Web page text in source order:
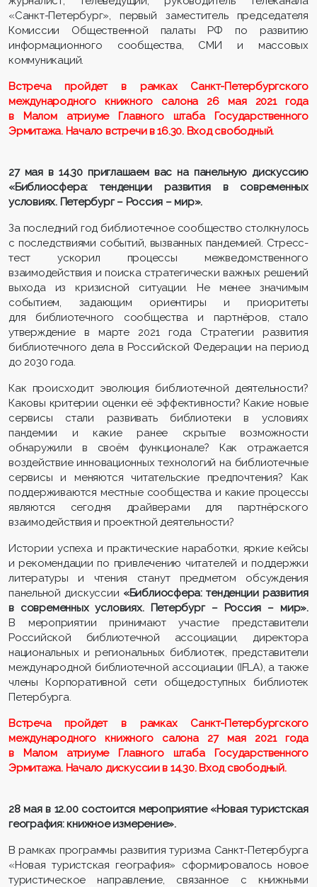
«Санкт-Петербург», первый заместитель председателя
Комиссии Общественной палаты РФ по развитию
информационного сообщества, СМИ и массовых
коммуникаций.
Встреча пройдет в рамках Санкт-Петербургского
международного книжного салона 26 мая 2021 года
в Малом атриуме Главного штаба Государственного
Эрмитажа. Начало встречи в 16.30. Вход свободный.
27 мая в 14.30 приглашаем вас на панельную дискуссию
«Библиосфера: тенденции развития в современных
условиях. Петербург – Россия – мир».
За последний год библиотечное сообщество столкнулось
с последствиями событий, вызванных пандемией. Стресс-
тест ускорил процессы межведомственного
взаимодействия и поиска стратегически важных решений
выхода из кризисной ситуации. Не менее значимым
событием, задающим ориентиры и приоритеты
для библиотечного сообщества и партнёров, стало
утверждение в марте 2021 года Стратегии развития
библиотечного дела в Российской Федерации на период
до 2030 года.
Как происходит эволюция библиотечной деятельности?
Каковы критерии оценки её эффективности? Какие новые
сервисы стали развивать библиотеки в условиях
пандемии и какие ранее скрытые возможности
обнаружили в своём функционале? Как отражается
воздействие инновационных технологий на библиотечные
сервисы и меняются читательские предпочтения? Как
поддерживаются местные сообщества и какие процессы
являются сегодня драйверами для партнёрского
взаимодействия и проектной деятельности?
Истории успеха и практические наработки, яркие кейсы
и рекомендации по привлечению читателей и поддержки
литературы и чтения станут предметом обсуждения
панельной дискуссии «Библиосфера: тенденции развития
в современных условиях. Петербург – Россия – мир».
В мероприятии принимают участие представители
Российской библиотечной ассоциации, директора
национальных и региональных библиотек, представители
международной библиотечной ассоциации (IFLA), а также
члены Корпоративной сети общедоступных библиотек
Петербурга.
Встреча пройдет в рамках Санкт-Петербургского
международного книжного салона 27 мая 2021 года
в Малом атриуме Главного штаба Государственного
Эрмитажа. Начало дискуссии в 14.30. Вход свободный.
28 мая в 12.00 состоится мероприятие «Новая туристская
география: книжное измерение».
В рамках программы развития туризма Санкт-Петербурга
«Новая туристская география» сформировалось новое
туристическое направление, связанное с книжными